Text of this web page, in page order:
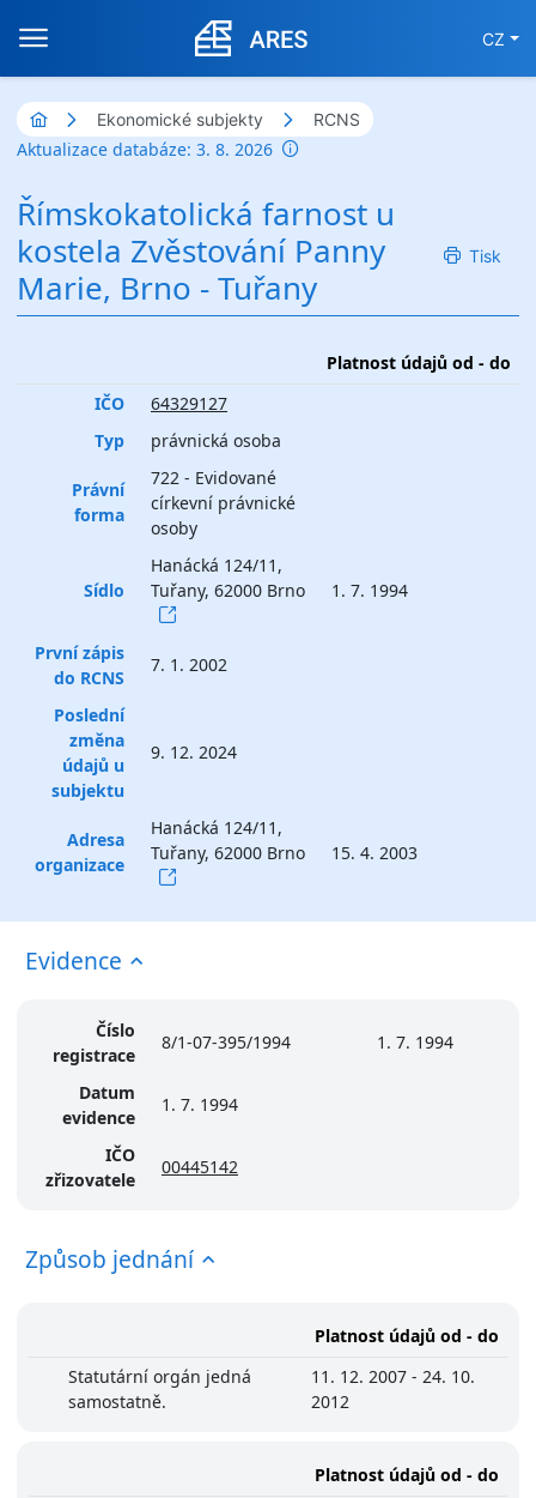
CZ
Ekonomické subjekty RCNS
Aktualizace databáze: 3. 8. 2026
Římskokatolická farnost u
kostela Zvěstování Panny
Marie, Brno - Tuřany
Tisk
Platnost údajů od - do
IČO
64329127
Typ
právnická osoba
Právní
forma
722 - Evidované
církevní právnické
osoby
Sídlo
Hanácká 124/11,
Tuřany, 62000 Brno
1. 7. 1994
První zápis
do RCNS
7. 1. 2002
Poslední
změna
údajů u
subjektu
9. 12. 2024
Adresa
organizace
Hanácká 124/11,
Tuřany, 62000 Brno
15. 4. 2003
Evidence
Číslo
registrace
8/1-07-395/1994 1. 7. 1994
Datum
evidence
1. 7. 1994
IČO
zřizovatele
00445142
Způsob jednání
Platnost údajů od - do
Statutární orgán jedná
samostatně.
11. 12. 2007 - 24. 10.
2012
Platnost údajů od - do